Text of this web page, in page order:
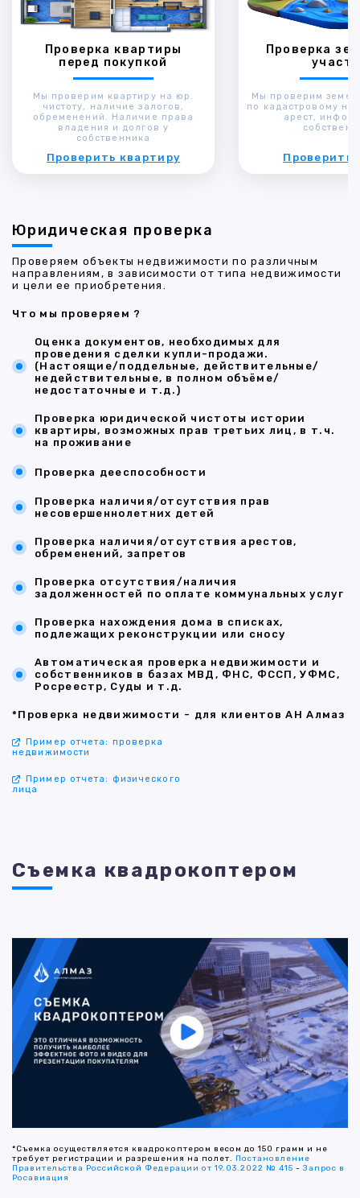
Проверка квартиры
перед покупкой
Мы проверим квартиру на юр.
чистоту, наличие залогов,
обременений. Наличие права
владения и долгов у
собственника
Проверить квартиру
Проверка
Мы проверим
по кадастровому
арест,
Проверить
Юридическая проверка
Проверяем объекты недвижимости по различным
направлениям, в зависимости от типа недвижимости
и цели ее приобретения.
Что мы проверяем ?
Оценка документов, необходимых для
проведения сделки купли-продажи.
(Настоящие/поддельные, действительные/
недействительные, в полном объёме/
недостаточные и т.д.)
Проверка юридической чистоты истории
квартиры, возможных прав третьих лиц, в т.ч.
на проживание
Проверка дееспособности
Проверка наличия/отсутствия прав
несовершеннолетних детей
Проверка наличия/отсутствия арестов,
обременений, запретов
Проверка отсутствия/наличия
задолженностей по оплате коммунальных услуг
Проверка нахождения дома в списках,
подлежащих реконструкции или сносу
Автоматическая проверка недвижимости и
собственников в базах МВД, ФНС, ФССП, УФМС,
Росреестр, Суды и т.д.
*Проверка недвижимости - для клиентов АН Алмаз
Пример отчета: проверка
недвижимости
Пример отчета: физического
лица
Съемка квадрокоптером
*Съемка осуществляется квадрокоптером весом до 150 грамм и не
требует регистрации и разрешения на полет. Постановление
Правительства Российской Федерации от 19.03.2022 № 415 -Запрос в
Росавиация